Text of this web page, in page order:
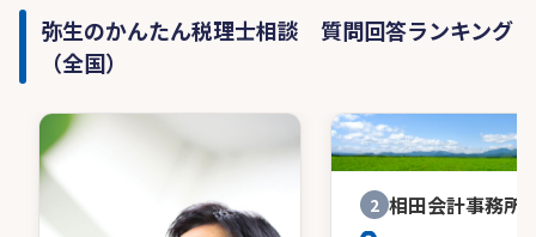
弥生のかんたん税理士相談 質問回答ランキング
（全国）
2 相田会計事務所